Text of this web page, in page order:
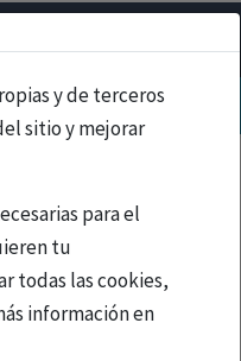
y de terceros
sitio y mejorar
para el
tu
todas las cookies,
información en